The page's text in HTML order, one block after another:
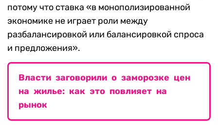
потому что ставка «в монополизированной
экономике не играет роли между
разбалансировкой или балансировкой спроса
и предложения».
Власти заговорили о заморозке цен
на жилье: как это повлияет на
рынок